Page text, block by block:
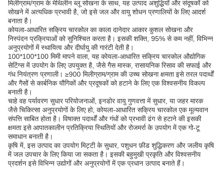
मिलीग्राम/ग्राम के मेथिलीन ब्लू सोखना के साथ, यह उत्पाद अशुद्धियों और संदूषकों को
सोखने में अत्यधिक प्रभावी है, जो इसे जल और वायु शोधन प्रणालियों के लिए आदर्श
बनाता है।
कोयला-आधारित सक्रिय चारकोल का काला दानेदार आकार कुशल सोखना और
निस्पंदन प्रक्रियाओं को सुनिश्चित करता है। इसकी शक्ति, 95% से कम नहीं, विभिन्न
अनुप्रयोगों में स्थायित्व और दीर्घायु की गारंटी देती है।
100*100*100 मिमी मापने वाला, यह कोयला-आधारित सक्रिय चारकोल औद्योगिक
सेटिंग्स में उपयोग के लिए उपयुक्त है, जैसे गैस मास्क, रासायनिक रिसाव की सफाई और
गंध नियंत्रण प्रणाली। ≥900 मिलीग्राम/ग्राम की उच्च सोखना क्षमता इसे तरल पदार्थों
और गैसों से कार्बनिक यौगिकों और प्रदूषकों को हटाने के लिए एक विश्वसनीय विकल्प
बनाती है।
चाहे वह पर्यावरण सुधार परियोजनाओं, इनडोर वायु गुणवत्ता में सुधार, या जहर मारक
जैसे चिकित्सा अनुप्रयोगों के लिए हो, कोयला-आधारित सक्रिय चारकोल एक मूल्यवान
संपत्ति साबित होता है। विषाक्त पदार्थों और गंधों को प्रभावी ढंग से हटाने की इसकी
क्षमता इसे आपातकालीन प्रतिक्रिया स्थितियों और रोजमर्रा के उपयोग में एक गो-टू
समाधान बनाती है।
कृषि में, इस उत्पाद का उपयोग मिट्टी के सुधार, पशुधन फ़ीड शुद्धिकरण और जलीय कृषि
में जल उपचार के लिए किया जा सकता है। इसकी बहुमुखी प्रकृति और विश्वसनीय
प्रदर्शन इसे विभिन्न उद्योगों और अनुप्रयोगों में एक प्रधान उत्पाद बनाते हैं।